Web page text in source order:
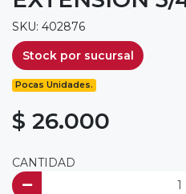
SKU: 402876
Stock por sucursal
Pocas Unidades.
$ 26.000
CANTIDAD